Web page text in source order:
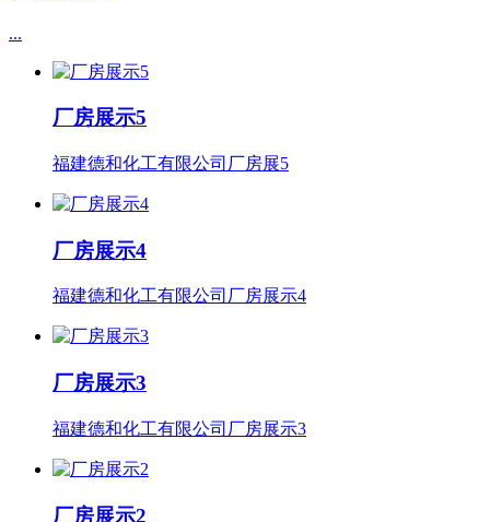
...
厂房展示5
福建德和化工有限公司厂房展5
厂房展示4
福建德和化工有限公司厂房展示4
厂房展示3
福建德和化工有限公司厂房展示3
厂房展示2